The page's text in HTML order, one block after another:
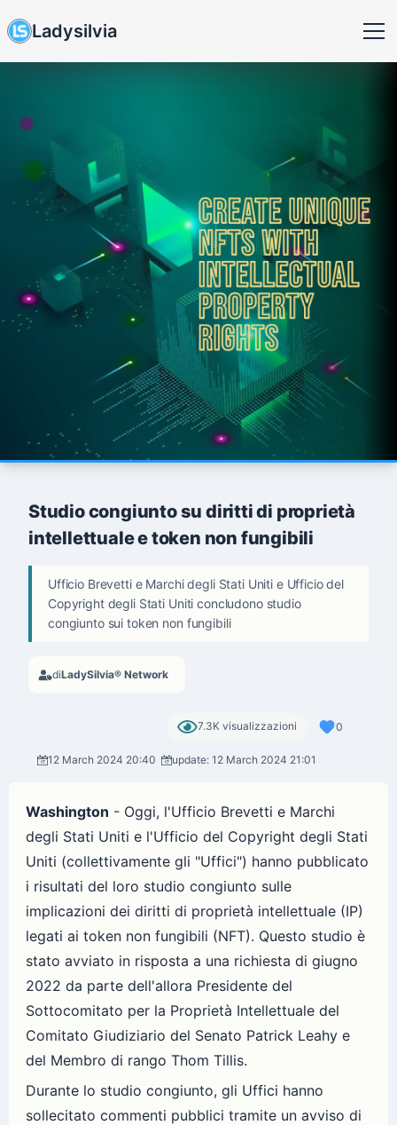
Ladysilvia
Studio congiunto su diritti di proprietà
intellettuale e token non fungibili
Ufficio Brevetti e Marchi degli Stati Uniti e Ufficio del
Copyright degli Stati Uniti concludono studio
congiunto sui token non fungibili
diLadySilvia® Network
7.3K visualizzazioni 0
12 March 2024 20:40 update: 12 March 2024 21:01
Washington - Oggi, l'Ufficio Brevetti e Marchi
degli Stati Uniti e l'Ufficio del Copyright degli Stati
Uniti (collettivamente gli "Uffici") hanno pubblicato
i risultati del loro studio congiunto sulle
implicazioni dei diritti di proprietà intellettuale (IP)
legati ai token non fungibili (NFT). Questo studio è
stato avviato in risposta a una richiesta di giugno
2022 da parte dell'allora Presidente del
Sottocomitato per la Proprietà Intellettuale del
Comitato Giudiziario del Senato Patrick Leahy e
del Membro di rango Thom Tillis.
Durante lo studio congiunto, gli Uffici hanno
sollecitato commenti pubblici tramite un avviso di